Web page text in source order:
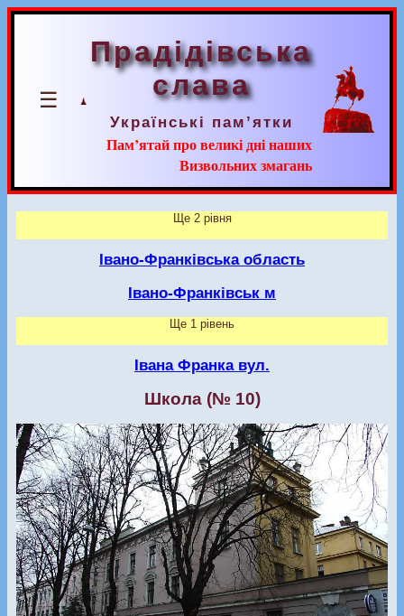
☰
Прадідівська
слава
Українські пам’ятки
Пам’ятай про великі дні наших
Визвольних змагань
Ще 2 рівня
Івано-Франківська область
Івано-Франківськ м
Ще 1 рівень
Івана Франка вул.
Школа (№ 10)